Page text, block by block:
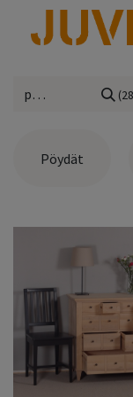
Pöydät